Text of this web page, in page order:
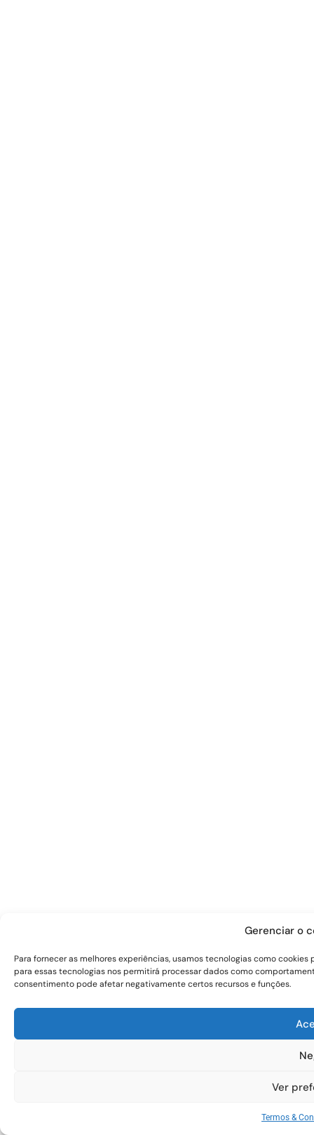
Gerenciar o
Para fornecer as melhores experiências, usamos tecnologias como
para essas tecnologias nos permitirá processar dados como
consentimento pode afetar negativamente certos recursos e funções.
Ver
Termos &